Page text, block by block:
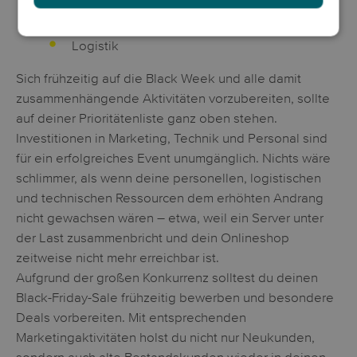
Logistik
Sich frühzeitig auf die Black Week und alle damit
zusammenhängende Aktivitäten vorzubereiten, sollte
auf deiner Prioritätenliste ganz oben stehen.
Investitionen in Marketing, Technik und Personal sind
für ein erfolgreiches Event unumgänglich. Nichts wäre
schlimmer, als wenn deine personellen, logistischen
und technischen Ressourcen dem erhöhten Andrang
nicht gewachsen wären – etwa, weil ein Server unter
der Last zusammenbricht und dein Onlineshop
zeitweise nicht mehr erreichbar ist.
Aufgrund der großen Konkurrenz solltest du deinen
Black-Friday-Sale frühzeitig bewerben und besondere
Deals vorbereiten. Mit entsprechenden
Marketingaktivitäten holst du nicht nur Neukunden,